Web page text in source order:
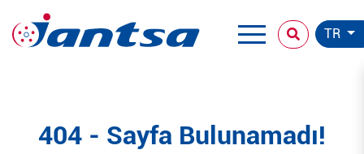
TR
404 - Sayfa Bulunamadı!